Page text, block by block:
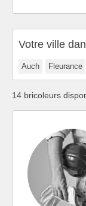
Votre ville
Auch Fleurance
14 bricoleurs